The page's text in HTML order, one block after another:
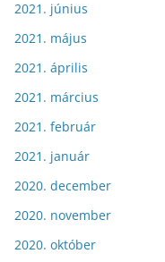
2021. június
2021. május
2021. április
2021. március
2021. február
2021. január
2020. december
2020. november
2020. október